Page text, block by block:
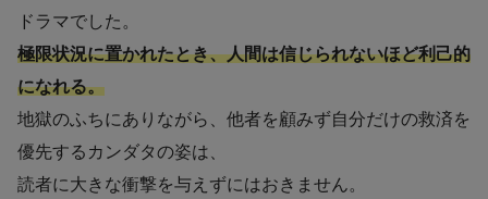
ドラマでした。
極限状況に置かれたとき、人間は信じられないほど利己的
になれる。
地獄のふちにありながら、他者を顧みず自分だけの救済を
優先するカンダタの姿は、
読者に大きな衝撃を与えずにはおきません。